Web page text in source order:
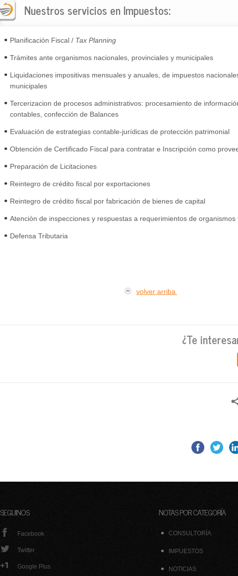
Nuestros servicios en Impuestos:
Planificación Fiscal / Tax Planning
Trámites ante organismos nacionales, provinciales y municipales
Liquidaciones impositivas mensuales y anuales, de impuestos
municipales
Tercerizacion de procesos administrativos: procesamiento de
contables, confección de Balances
Evaluación de estrategias contable-jurídicas de protección patrimonial
Obtención de Certificado Fiscal para contratar e Inscripción como
Preparación de Licitaciones
Reintegro de crédito fiscal por exportaciones
Reintegro de crédito fiscal por fabricación de bienes de capital
Atención de inspecciones y respuestas a requerimientos de
Defensa Tributaria
volver arriba
¿Te
SEGUINOS
Facebook
Twitter
Google Plus
NOTAS POR CATEGORÍA
CONSULTORÍA
IMPUESTOS
NOTICIAS